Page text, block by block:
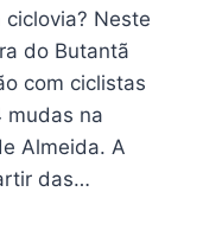
Neste
do Butantã
com ciclistas
mudas na
Almeida. A
das…